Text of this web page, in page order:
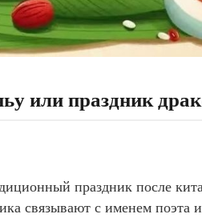
или праздник
праздник после
связывают с именем